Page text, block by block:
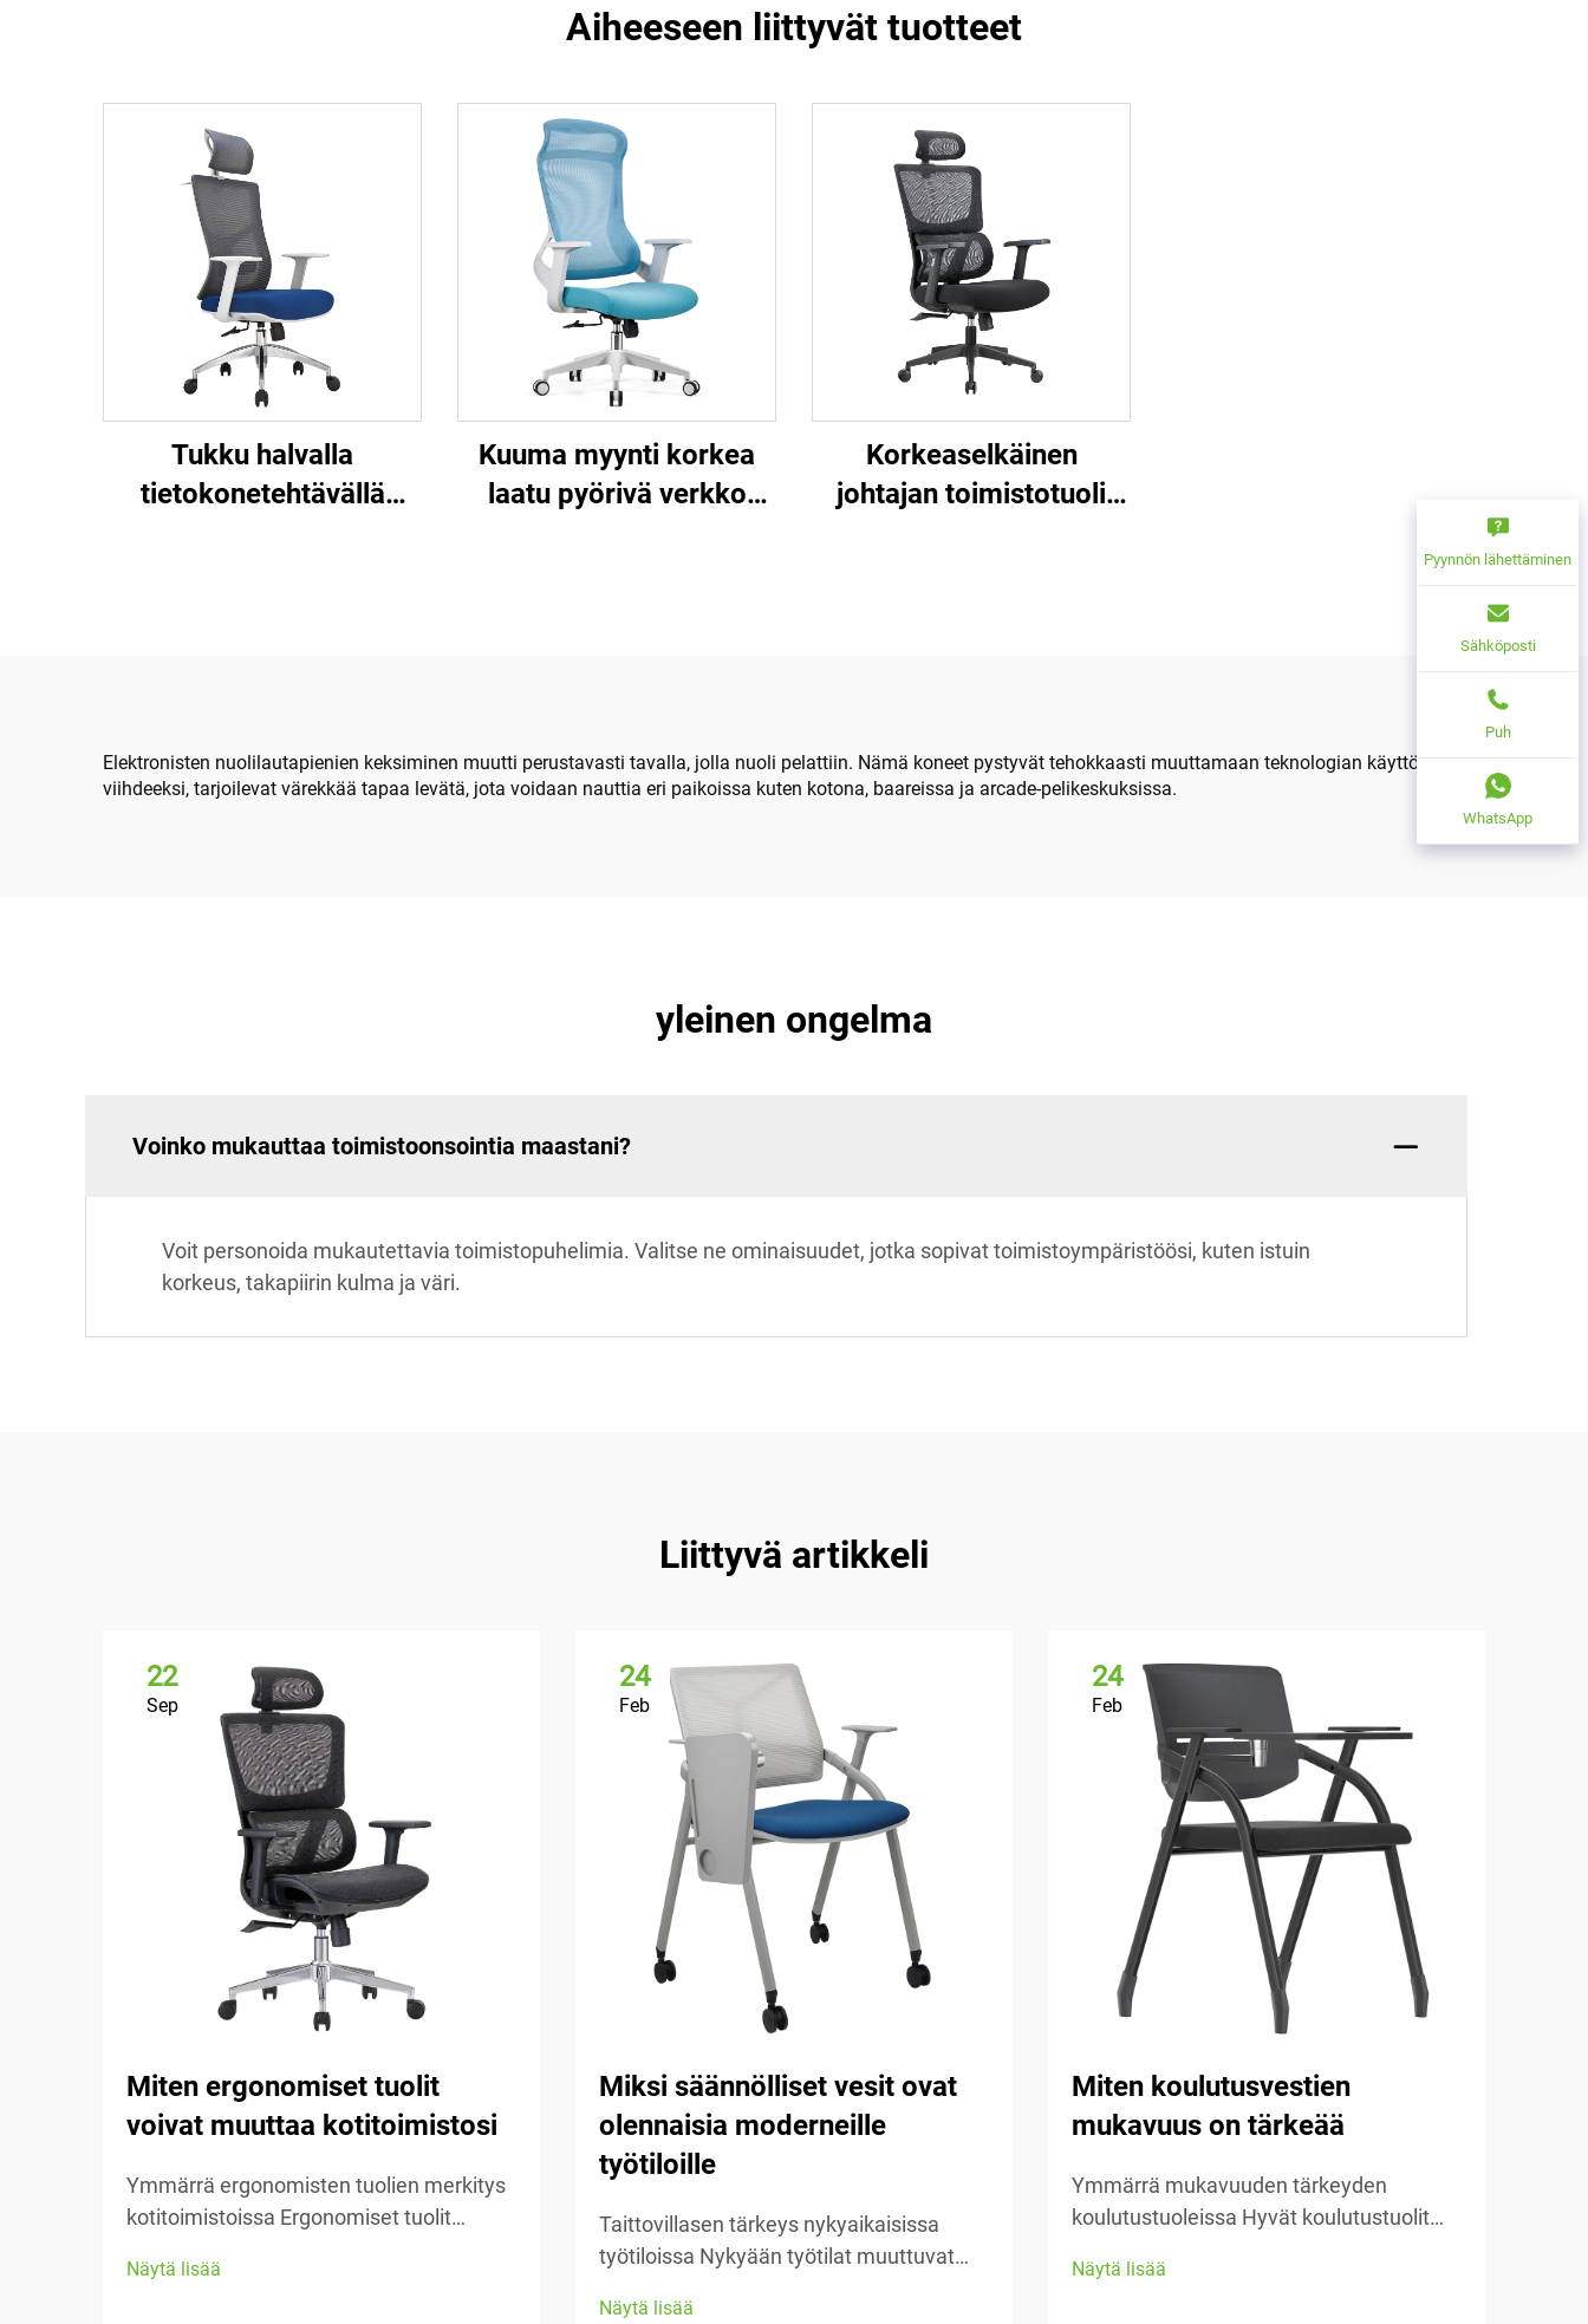
Aiheeseen liittyvät tuotteet
Tukku halvalla
tietokonetehtävällä
Kuuma myynti korkea
laatu pyörivä verkko
Korkeaselkäinen
johtajan toimistotuoli
Elektronisten nuolilautapienien keksiminen muutti perustavasti tavalla, jolla nuoli pelattiin. Nämä koneet pystyvät tehokkaasti muuttamaan teknologian käyttöä
viihdeeksi, tarjoilevat värekkää tapaa levätä, jota voidaan nauttia eri paikoissa kuten kotona, baareissa ja arcade-pelikeskuksissa.
yleinen ongelma
Voinko mukauttaa toimistoonsointia maastani?
Voit personoida mukautettavia toimistopuhelimia. Valitse ne ominaisuudet, jotka sopivat toimistoympäristöösi, kuten istuin
korkeus, takapiirin kulma ja väri.
Liittyvä artikkeli
22
Sep
Miten ergonomiset tuolit
voivat muuttaa kotitoimistosi
Ymmärrä ergonomisten tuolien merkitys
kotitoimistoissa Ergonomiset tuolit
heidän työssään, tarjoten runsaasti
Näytä lisää
24
Feb
Miksi säännölliset vesit ovat
olennaisia moderneille
työtiloille
Taittovillasen tärkeys nykyaikaisissa
työtiloissa Nykyään työtilat muuttuvat
Näytä lisää
24
Feb
Miten koulutusvestien
mukavuus on tärkeää
Ymmärrä mukavuuden tärkeyden
koulutustuoleissa Hyvät koulutustuolit
opiskelutiloissa. Niissä on yleensä
Näytä lisää
Pyynnön lähettäminen
Sähköposti
Puh
WhatsApp